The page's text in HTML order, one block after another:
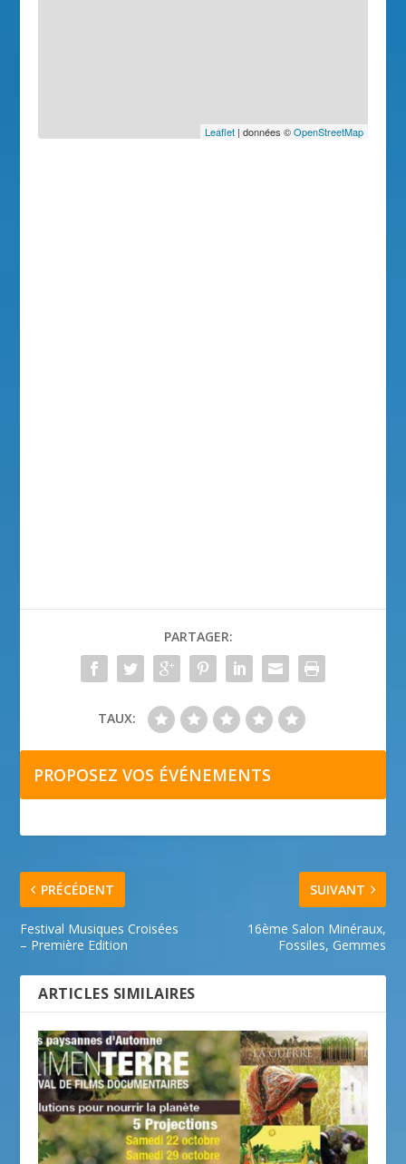
Leaflet| données ©OpenStreetMap
PARTAGER:
TAUX:
PROPOSEZ VOS ÉVÉNEMENTS
PRÉCÉDENT
Festival Musiques Croisées
– Première Edition
SUIVANT
16ème Salon Minéraux,
Fossiles, Gemmes
ARTICLES SIMILAIRES